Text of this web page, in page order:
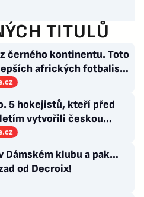
TITULŮ
černého kontinentu. Toto
afrických fotbalistů
5 hokejistů, kteří před
vytvořili českou
Dámském klubu a pak…
od Decroix!